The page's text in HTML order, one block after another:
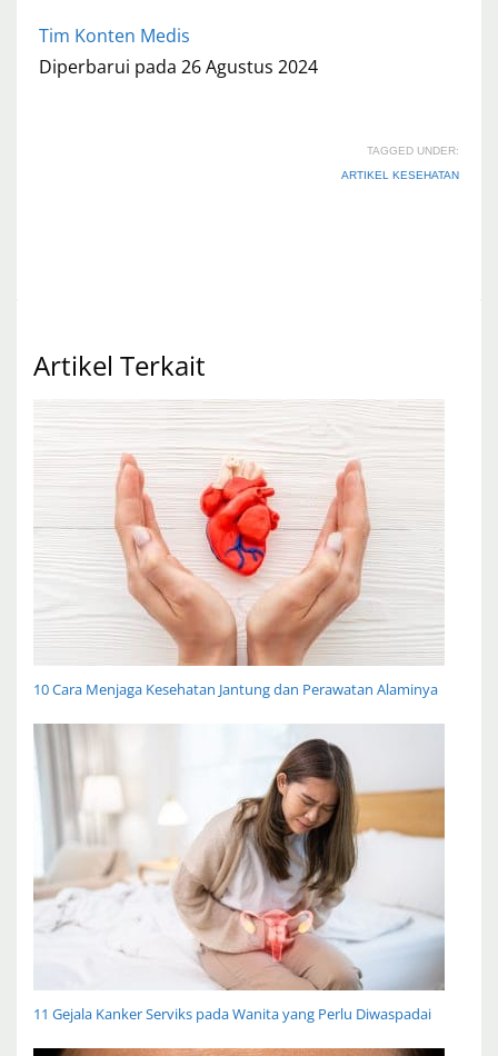
Tim Konten Medis
Diperbarui pada 26 Agustus 2024
TAGGED UNDER:
ARTIKEL KESEHATAN
Artikel Terkait
10 Cara Menjaga Kesehatan Jantung dan Perawatan Alaminya
11 Gejala Kanker Serviks pada Wanita yang Perlu Diwaspadai